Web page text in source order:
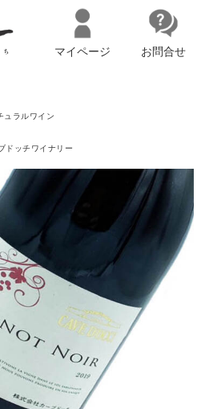
マイページへログイン
マイページ お問合せ
ュラルワイン
ドッチワイナリー